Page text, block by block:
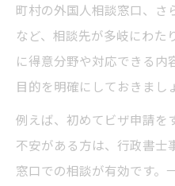
町村の外国人相談窓口、さ
など、相談先が多岐にわた
に得意分野や対応できる内
目的を明確にしておきまし
例えば、初めてビザ申請を
不安がある方は、行政書士
窓口での相談が有効です。